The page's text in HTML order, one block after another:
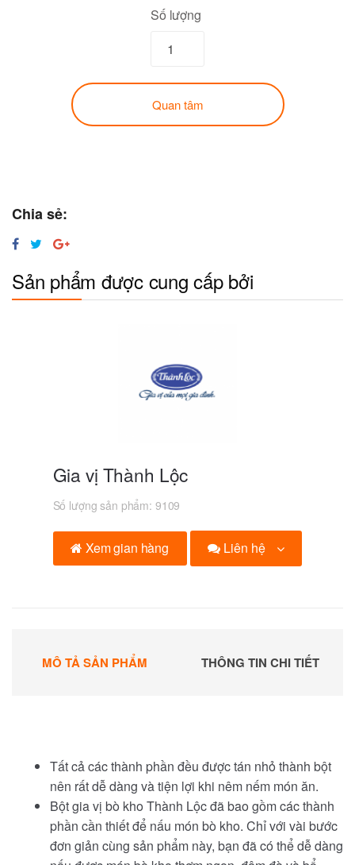
Số lượng
Quan tâm
Chia sẻ:
Sản phẩm được cung cấp bởi
Gia vị Thành Lộc
Số lượng sản phẩm: 9109
Xem gian hàng Liên hệ
MÔ TẢ SẢN PHẨM THÔNG TIN CHI TIẾT
Tất cả các thành phần đều được tán nhỏ thành bột
nên rất dễ dàng và tiện lợi khi nêm nếm món ăn.
Bột gia vị bò kho Thành Lộc đã bao gồm các thành
phần cần thiết để nấu món bò kho. Chỉ với vài bước
đơn giản cùng sản phẩm này, bạn đã có thể dễ dàng